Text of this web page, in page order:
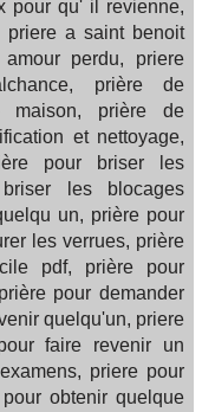
pour qu' il revienne,
priere a saint benoit
perdu, priere
prière de
maison, prière de
et nettoyage,
pour briser les
les blocages
un, prière pour
les verrues, prière
pdf, prière pour
pour demander
quelqu'un, priere
faire revenir un
priere pour
obtenir quelque